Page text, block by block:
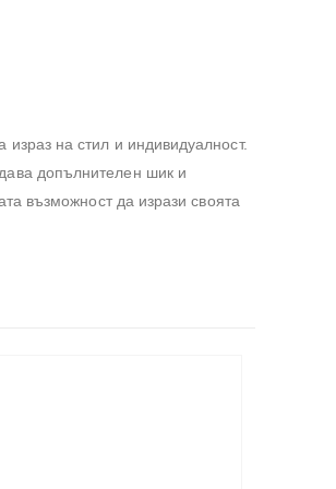
на стил и индивидуалност.
допълнителен шик и
възможност да изрази своята